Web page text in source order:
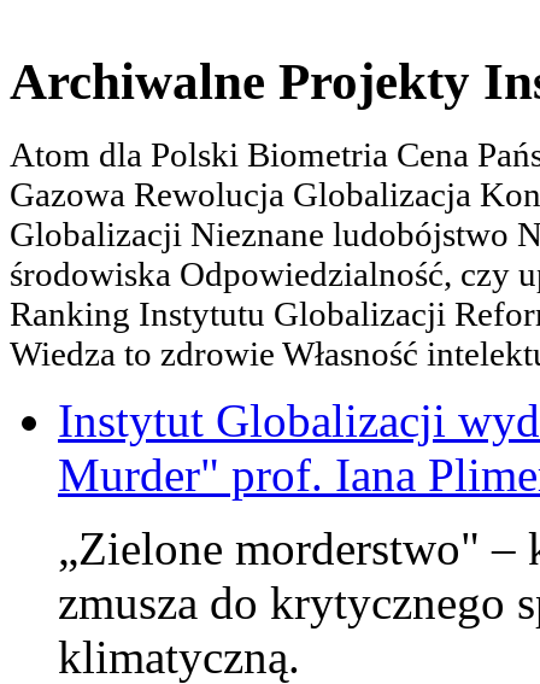
Archiwalne Projekty
Atom dla Polski Biometria Cena
Gazowa Rewolucja Globalizacja
Globalizacji Nieznane ludobójstwo
środowiska Odpowiedzialność, czy
Ranking Instytutu Globalizacji
Wiedza to zdrowie Własność
Instytut Globalizacji
Murder" prof. Iana
„Zielone morderstwo" –
zmusza do krytycznego
klimatyczną.